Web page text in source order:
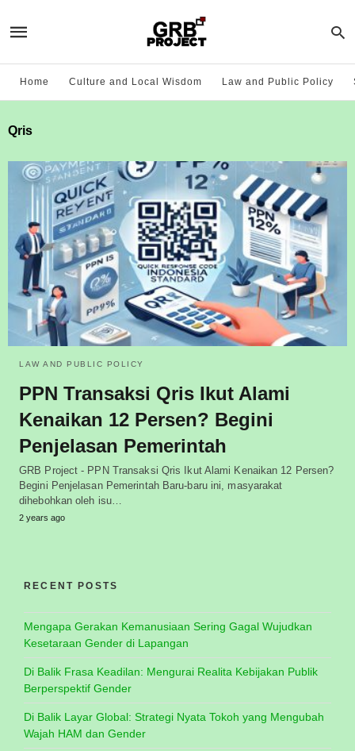
Home Culture and Local Wisdom Law and Public Policy
Qris
LAW AND PUBLIC POLICY
PPN Transaksi Qris Ikut Alami
Kenaikan 12 Persen? Begini
Penjelasan Pemerintah
GRB Project - PPN Transaksi Qris Ikut Alami Kenaikan 12 Persen?
Begini Penjelasan Pemerintah Baru-baru ini, masyarakat
dihebohkan oleh isu…
2 years ago
RECENT POSTS
Mengapa Gerakan Kemanusiaan Sering Gagal Wujudkan
Kesetaraan Gender di Lapangan
Di Balik Frasa Keadilan: Mengurai Realita Kebijakan Publik
Berperspektif Gender
Di Balik Layar Global: Strategi Nyata Tokoh yang Mengubah
Wajah HAM dan Gender